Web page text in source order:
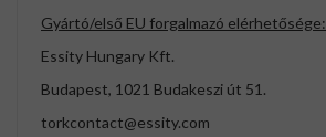
Gyártó/első EU forgalmazó elérhetősége:
Essity Hungary Kft.
Budapest, 1021 Budakeszi út 51.
torkcontact@essity.com